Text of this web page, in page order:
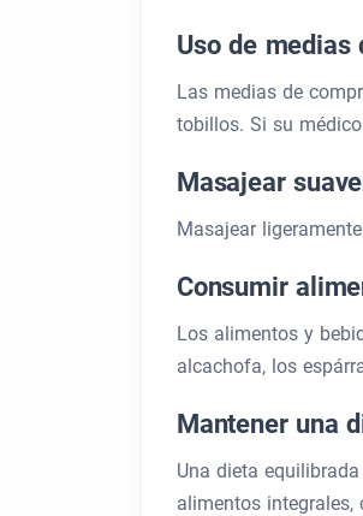
Uso de medias
Las medias de
tobillos. Si su
Masajear
Masajear
Consumir
Los alimentos y
alcachofa, los
Mantener una
Una dieta
alimentos integrales,